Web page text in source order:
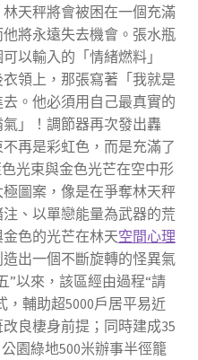
天秤將會被困在一個充滿
將永遠失去機會。張水瓶
以輸入的「情緒燃料」
領上，那張寫著「我就是
。他必須用自己最真實的
氣」！調節器再次發出轟
再是彩虹色，而是充滿了
光束與金色光芒在空中形
圖案，像是在爭奪林天秤
、以單戀能量為武器的荒
色的光芒在林天空間心理
出一個不斷旋轉的怪異氣
”以來，該區經由過程“請
，輔助超5000戶居平易近
良棲身前提；同時建成35
園綠地500米辦事半徑籠